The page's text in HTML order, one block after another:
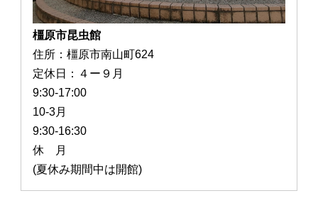
橿原市昆虫館
住所：橿原市南山町624
定休日：４ー９月
9:30-17:00
10-3月
9:30-16:30
休 月
(夏休み期間中は開館)